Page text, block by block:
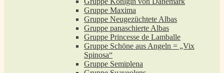
Gruppe Maxima
Gruppe Neugezüchtete Albas
Gruppe panaschierte Albas
Gruppe Princesse de Lamballe
Gruppe Schöne aus Angeln = „Vix
Spinosa“
Gruppe Semiplena